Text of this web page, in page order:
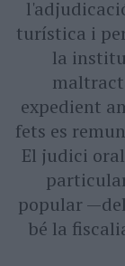
turística i
la
expedient
fets es
El judici
popular
bé la